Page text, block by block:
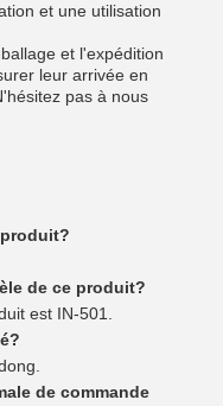
et une utilisation
et l'expédition
leur arrivée en
pas à nous
de ce produit?
est IN-501.
de commande